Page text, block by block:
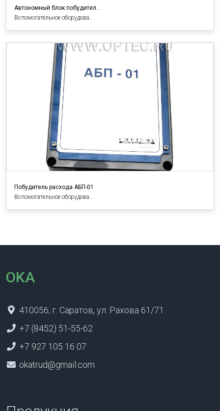
Автономный блок побудител…
Вспомогательное оборудова…
Побудитель расхода АБП-01
Вспомогательное оборудова…
OKA
410056, г. Саратов, ул. Рахова 61/71
+7 (8452) 51-55-62
+7 927 105 16 07
okatrud@gmail.com